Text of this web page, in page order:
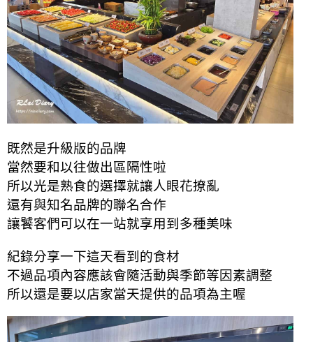
既然是升級版的品牌
當然要和以往做出區隔性啦
所以光是熟食的選擇就讓人眼花撩亂
還有與知名品牌的聯名合作
讓饕客們可以在一站就享用到多種美味
紀錄分享一下這天看到的食材
不過品項內容應該會隨活動與季節等因素調整
所以還是要以店家當天提供的品項為主喔